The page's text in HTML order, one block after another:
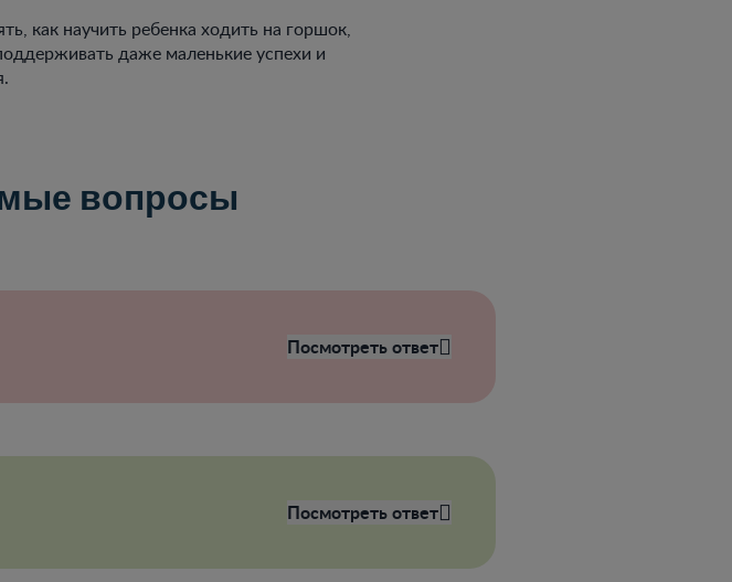
как научить ребенка ходить на горшок,
даже маленькие успехи и
вопросы
Посмотреть ответ
Посмотреть ответ